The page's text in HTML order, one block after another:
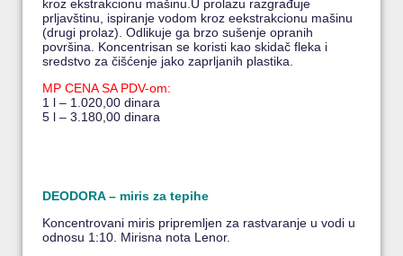
kroz ekstrakcionu mašinu.U prolazu razgrađuje
prljavštinu, ispiranje vodom kroz eekstrakcionu mašinu
(drugi prolaz). Odlikuje ga brzo sušenje opranih
površina. Koncentrisan se koristi kao skidač fleka i
sredstvo za čišćenje jako zaprljanih plastika.
MP CENA SA PDV-om:
1 l – 1.020,00 dinara
5 l – 3.180,00 dinara
DEODORA – miris za tepihe
Koncentrovani miris pripremljen za rastvaranje u vodi u
odnosu 1:10. Mirisna nota Lenor.